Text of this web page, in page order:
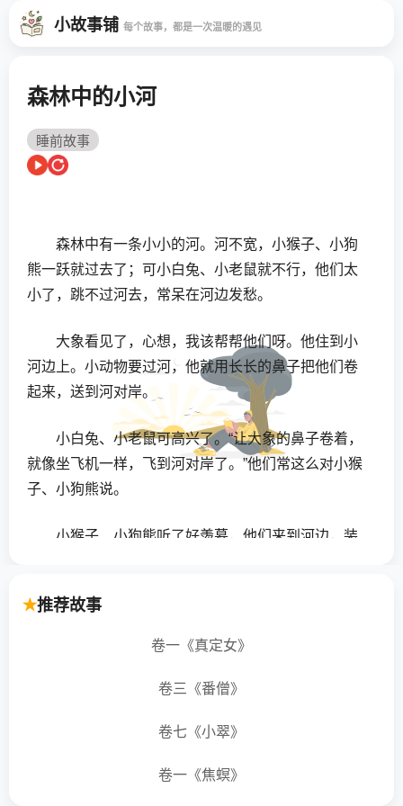
小故事铺 每个故事，都是一次温暖的遇见
森林中的小河
睡前故事
森林中有一条小小的河。河不宽，小猴子、小狗
熊一跃就过去了；可小白兔、小老鼠就不行，他们太
小了，跳不过河去，常呆在河边发愁。
大象看见了，心想，我该帮帮他们呀。他住到小
河边上。小动物要过河，他就用长长的鼻子把他们卷
起来，送到河对岸。
小白兔、小老鼠可高兴了。“让大象的鼻子卷着，
就像坐飞机一样，飞到河对岸了。”他们常这么对小猴
子、小狗熊说。
小猴子、小狗熊听了好羡慕，他们来到河边，装
长鼻子卷起他，觉得很吃力。没几天，大象就觉得长
推荐故事
卷一《真定女》
卷三《番僧》
卷七《小翠》
卷一《焦螟》